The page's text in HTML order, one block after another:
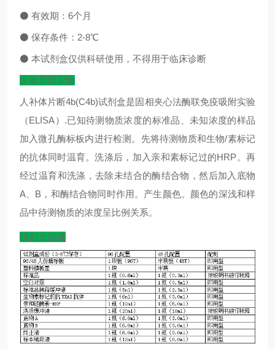
⚫ 有效期： 6个月
⚫ 保存条件： 2-8℃
⚫ 本试剂盒仅供科研使用，不得用于临床诊断
实验原理实验
人补体片断4b(C4b)试剂盒是固相夹心法酶联免疫吸附实验
（ELISA）.已知待测物质浓度的标准品、未知浓度的样品
加入微孔酶标板内进行检测。先将待测物质和生物/素标记
的抗体同时温育。洗涤后，加入亲和素标记过的HRP。再
经过温育和洗涤，去除未结合的酶结合物，然后加入底物
A、B，和酶结合物同时作用。产生颜色。颜色的深浅和样
品中待测物质的浓度呈比例关系。
试剂盒组成